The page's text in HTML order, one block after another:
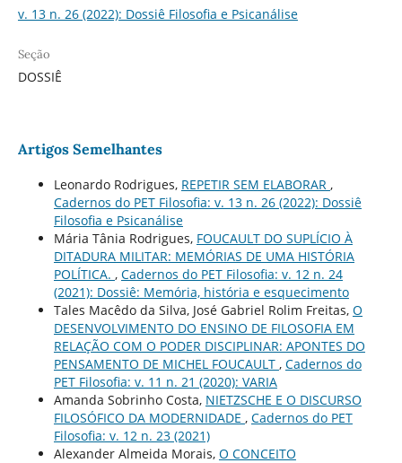
v. 13 n. 26 (2022): Dossiê Filosofia e Psicanálise
Seção
DOSSIÊ
Artigos Semelhantes
Leonardo Rodrigues, REPETIR SEM ELABORAR ,
Cadernos do PET Filosofia: v. 13 n. 26 (2022): Dossiê
Filosofia e Psicanálise
Mária Tânia Rodrigues, FOUCAULT DO SUPLÍCIO À
DITADURA MILITAR: MEMÓRIAS DE UMA HISTÓRIA
POLÍTICA. , Cadernos do PET Filosofia: v. 12 n. 24
(2021): Dossiê: Memória, história e esquecimento
Tales Macêdo da Silva, José Gabriel Rolim Freitas, O
DESENVOLVIMENTO DO ENSINO DE FILOSOFIA EM
RELAÇÃO COM O PODER DISCIPLINAR: APONTES DO
PENSAMENTO DE MICHEL FOUCAULT , Cadernos do
PET Filosofia: v. 11 n. 21 (2020): VARIA
Amanda Sobrinho Costa, NIETZSCHE E O DISCURSO
FILOSÓFICO DA MODERNIDADE , Cadernos do PET
Filosofia: v. 12 n. 23 (2021)
Alexander Almeida Morais, O CONCEITO